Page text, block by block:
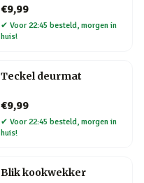
€9,99
✔ Voor 22:45 besteld, morgen in
huis!
Teckel deurmat
€9,99
✔ Voor 22:45 besteld, morgen in
huis!
Blik kookwekker